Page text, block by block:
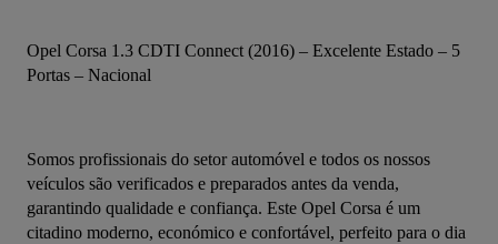
Opel Corsa 1.3 CDTI Connect (2016) – Excelente Estado – 5
Portas – Nacional
Somos profissionais do setor automóvel e todos os nossos
veículos são verificados e preparados antes da venda,
garantindo qualidade e confiança. Este Opel Corsa é um
citadino moderno, económico e confortável, perfeito para o dia